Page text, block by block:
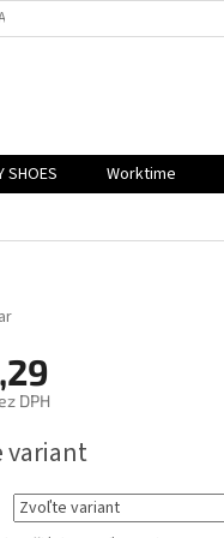
REKLAMÁCIE
SHOES Worktime
DPH
variant